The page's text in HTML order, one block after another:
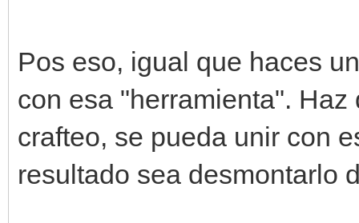
Pos eso, igual que haces
con esa "herramienta".
crafteo, se pueda unir con
resultado sea desmontarlo